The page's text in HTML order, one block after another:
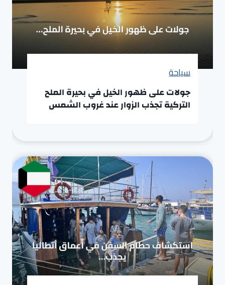
سياحة
جولات على ظهور الخيل في بحيرة الملح
التركية تجذب الزوار عند غروب الشمس